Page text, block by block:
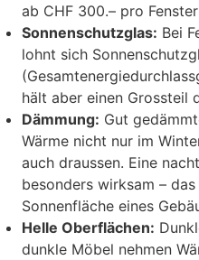
ab CHF 300.– pro
Sonnenschutzglas: Bei
lohnt sich
hält aber einen Grossteil
Dämmung: Gut
Wärme nicht nur im
auch draussen. Eine
besonders wirksam –
Sonnenfläche eines
Helle Oberflächen:
dunkle Möbel nehmen